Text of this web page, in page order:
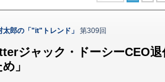
太郎の「"it"トレンド」 第309回
ジャック・ドーシーCEO
」